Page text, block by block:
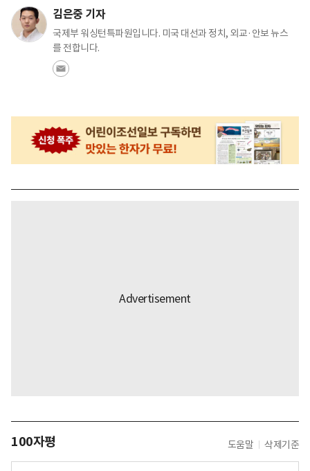
김은중 기자
국제부 워싱턴특파원입니다. 미국 대선과 정치, 외교·안보 뉴스
를 전합니다.
100자평 도움말 삭제기준